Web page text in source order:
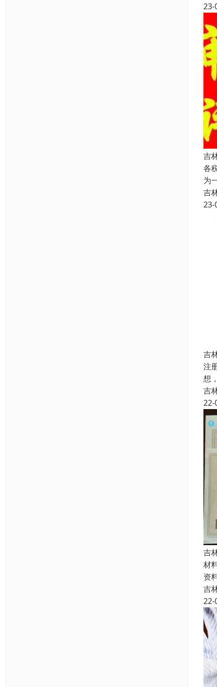
23-
吉
各
为
吉
23-
吉
注
想
吉
22-
吉
材
资
吉
22-